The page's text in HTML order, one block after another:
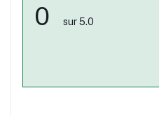
0 sur 5.0